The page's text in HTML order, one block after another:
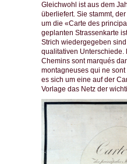
Gleichwohl ist aus dem
überliefert. Sie stammt,
um die «Carte des
geplanten Strassenkarte
Strich wiedergegeben
qualitativen Unterschiede.
Chemins sont marqués
montagneuses qui ne
es sich um eine auf der
Vorlage das Netz der